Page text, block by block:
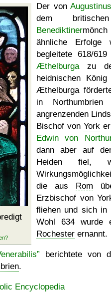
Der von
dem
Benediktiner
ähnliche Erfolge
begleitete 618/
Æthelburgazu
heidnischen König
Æthelburga
in
angrenzenden
Bischof vonYork
Edwin von
dann aber auf
Heiden fiel,
die aus Rom
Erzbischof von
fliehen und sich in
Wohl 634 wurde
Rochester ernannt.
berichtete von
.
Encyclopedia